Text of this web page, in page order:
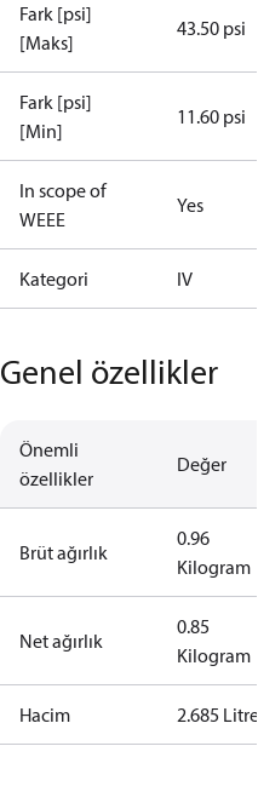
Fark [psi]
[Maks]
43.50 psi
Fark [psi]
[Min]
11.60 psi
In scope of
WEEE
Yes
Kategori IV
Genel özellikler
Önemli
özellikler
Değer
Brüt ağırlık
0.96
Kilogram
Net ağırlık
0.85
Kilogram
Hacim 2.685 Litre